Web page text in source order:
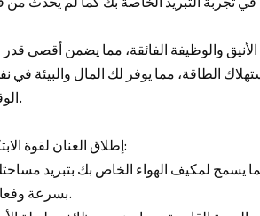
والوظيفة الفائقة، مما يضمن أقصى
الطاقة، مما يوفر لك المال والبيئة في
الوقت.
إطلاق العنان لقوة الابتكار:
بسرعة وفعالية.